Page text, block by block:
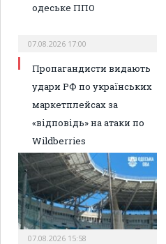
одеське ППО
07.08.2026 17:00
Пропагандисти видають
удари РФ по українських
маркетплейсах за
«відповідь» на атаки по
Wildberries
07.08.2026 15:58